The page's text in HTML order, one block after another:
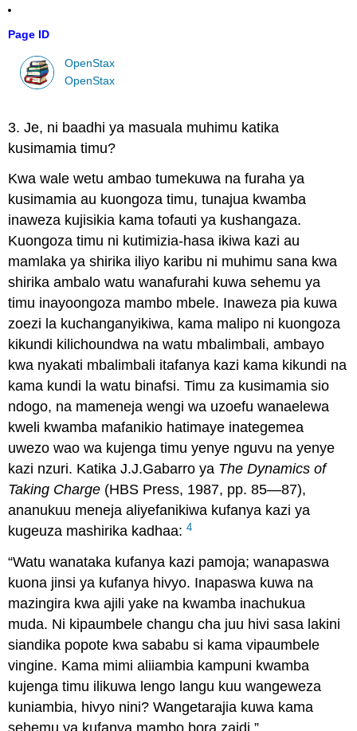
Page ID
OpenStax
OpenStax
3. Je, ni baadhi ya masuala muhimu katika
kusimamia timu?
Kwa wale wetu ambao tumekuwa na furaha ya
kusimamia au kuongoza timu, tunajua kwamba
inaweza kujisikia kama tofauti ya kushangaza.
Kuongoza timu ni kutimizia-hasa ikiwa kazi au
mamlaka ya shirika iliyo karibu ni muhimu sana kwa
shirika ambalo watu wanafurahi kuwa sehemu ya
timu inayoongoza mambo mbele. Inaweza pia kuwa
zoezi la kuchanganyikiwa, kama malipo ni kuongoza
kikundi kilichoundwa na watu mbalimbali, ambayo
kwa nyakati mbalimbali itafanya kazi kama kikundi na
kama kundi la watu binafsi. Timu za kusimamia sio
ndogo, na mameneja wengi wa uzoefu wanaelewa
kweli kwamba mafanikio hatimaye inategemea
uwezo wao wa kujenga timu yenye nguvu na yenye
kazi nzuri. Katika J.J.Gabarro ya The Dynamics of
Taking Charge (HBS Press, 1987, pp. 85—87),
ananukuu meneja aliyefanikiwa kufanya kazi ya
kugeuza mashirika kadhaa:4
“Watu wanataka kufanya kazi pamoja; wanapaswa
kuona jinsi ya kufanya hivyo. Inapaswa kuwa na
mazingira kwa ajili yake na kwamba inachukua
muda. Ni kipaumbele changu cha juu hivi sasa lakini
siandika popote kwa sababu si kama vipaumbele
vingine. Kama mimi aliiambia kampuni kwamba
kujenga timu ilikuwa lengo langu kuu wangeweza
kuniambia, hivyo nini? Wangetarajia kuwa kama